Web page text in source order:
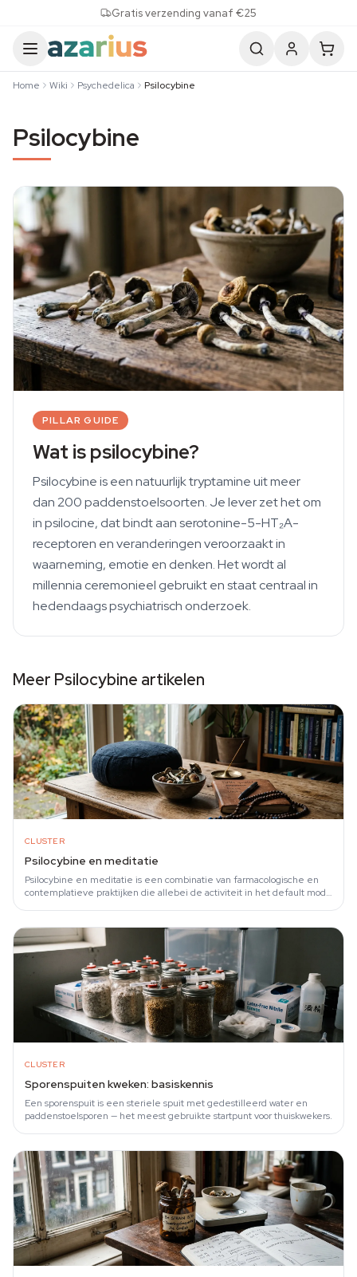
Gratis verzending vanaf €25
Home Wiki Psychedelica Psilocybine
Psilocybine
PILLAR GUIDE
Wat is psilocybine?
Psilocybine is een natuurlijk tryptamine uit meer
dan 200 paddenstoelsoorten. Je lever zet het om
in psilocine, dat bindt aan serotonine-5-HT₂A-
receptoren en veranderingen veroorzaakt in
waarneming, emotie en denken. Het wordt al
millennia ceremonieel gebruikt en staat centraal in
hedendaags psychiatrisch onderzoek.
Meer Psilocybine artikelen
CLUSTER
Psilocybine en meditatie
Psilocybine en meditatie is een combinatie van farmacologische en
contemplatieve praktijken die allebei de activiteit in het default mode
CLUSTER
Sporenspuiten kweken: basiskennis
Een sporenspuit is een steriele spuit met gedestilleerd water en
paddenstoelsporen — het meest gebruikte startpunt voor thuiskwekers.